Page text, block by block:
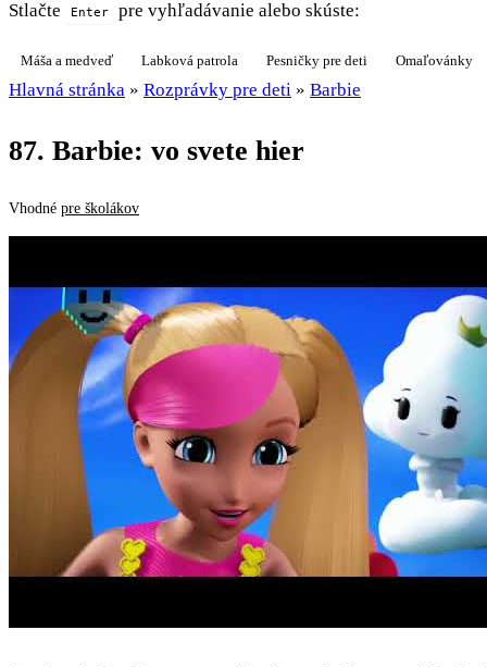
Stlačte Enter pre vyhľadávanie alebo skúste:
Máša a medveď Labková patrola Pesničky pre deti Omaľovánky
Hlavná stránka » Rozprávky pre deti » Barbie
87. Barbie: vo svete hier
Vhodné pre školákov